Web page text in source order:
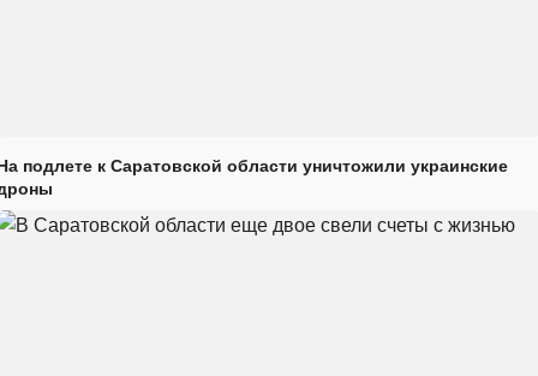
подлете к Саратовской области уничтожили украинские